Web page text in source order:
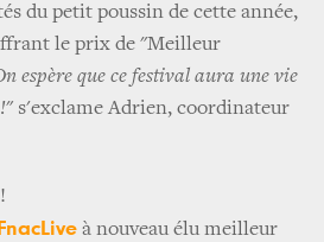
du petit poussin de cette année,
le prix de "Meilleur
espère que ce festival aura une vie
" s'exclame Adrien, coordinateur
à nouveau élu meilleur